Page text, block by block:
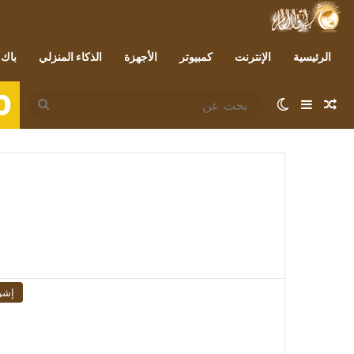
الرئيسية الإنترنت كمبيوتر الأجهزة الذكاء المنزلي
مقال عشوائي
إضافة عمود جانبي
الوضع المظلم
بحث
عن